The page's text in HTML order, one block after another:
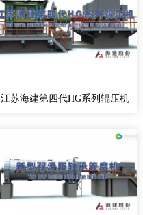
江苏海建第四代HG系列辊压机